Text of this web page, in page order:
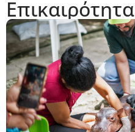
Επικαιρότητα